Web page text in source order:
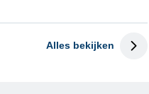
Alles bekijken